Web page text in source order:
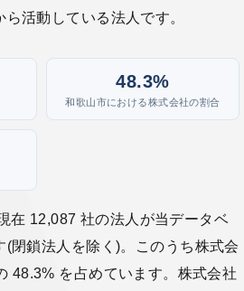
活動している法人です。
48.3%
和歌山市における株式会社の割合
在 12,087 社の法人が当データベ
(閉鎖法人を除く)。このうち株式会
48.3% を占めています。株式会社